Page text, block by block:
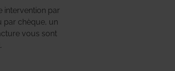
intervention par
par chèque, un
vous sont